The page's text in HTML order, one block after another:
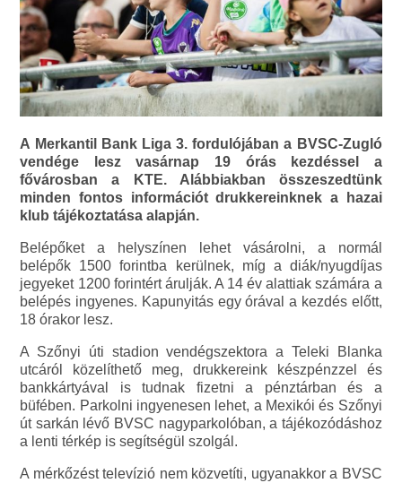
A Merkantil Bank Liga 3. fordulójában a BVSC-Zugló
vendége lesz vasárnap 19 órás kezdéssel a
fővárosban a KTE. Alábbiakban összeszedtünk
minden fontos információt drukkereinknek a hazai
klub tájékoztatása alapján.
Belépőket a helyszínen lehet vásárolni, a normál
belépők 1500 forintba kerülnek, míg a diák/nyugdíjas
jegyeket 1200 forintért árulják. A 14 év alattiak számára a
belépés ingyenes. Kapunyitás egy órával a kezdés előtt,
18 órakor lesz.
A Szőnyi úti stadion vendégszektora a Teleki Blanka
utcáról közelíthető meg, drukkereink készpénzzel és
bankkártyával is tudnak fizetni a pénztárban és a
büfében. Parkolni ingyenesen lehet, a Mexikói és Szőnyi
út sarkán lévő BVSC nagyparkolóban, a tájékozódáshoz
a lenti térkép is segítségül szolgál.
A mérkőzést televízió nem közvetíti, ugyanakkor a BVSC